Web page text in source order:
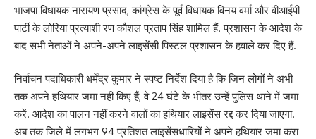
भाजपा विधायक नारायण प्रसाद, कांग्रेस के पूर्व विधायक विनय वर्मा और वीआईपी
पार्टी के लोरिया प्रत्याशी रण कौशल प्रताप सिंह शामिल हैं. प्रशासन के आदेश के
बाद सभी नेताओं ने अपने-अपने लाइसेंसी पिस्टल प्रशासन के हवाले कर दिए हैं.
निर्वाचन पदाधिकारी धर्मेंद्र कुमार ने स्पष्ट निर्देश दिया है कि जिन लोगों ने अभी
तक अपने हथियार जमा नहीं किए हैं, वे 24 घंटे के भीतर उन्हें पुलिस थाने में जमा
करें. आदेश का पालन नहीं करने वालों का हथियार लाइसेंस रद्द कर दिया जाएगा.
अब तक जिले में लगभग 94 प्रतिशत लाइसेंसधारियों ने अपने हथियार जमा करा